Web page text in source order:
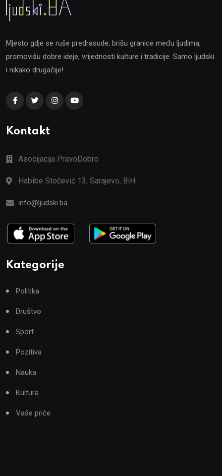
Mjesto gdje se ruše predrasude, brišu granice među ljudima,
promovišu dobre ideje, vrijednosti kulture i tradicije. Samo ljudski
i nikako drugačije!
Kontakt
Asocijacija PravoDobro
Habibe Stočević 13, Sarajevo, BiH
info@ljudski.ba
Kategorije
Politika
Društvo
Sport
Pozitiva
Nauka
Kultura
Vaše priče